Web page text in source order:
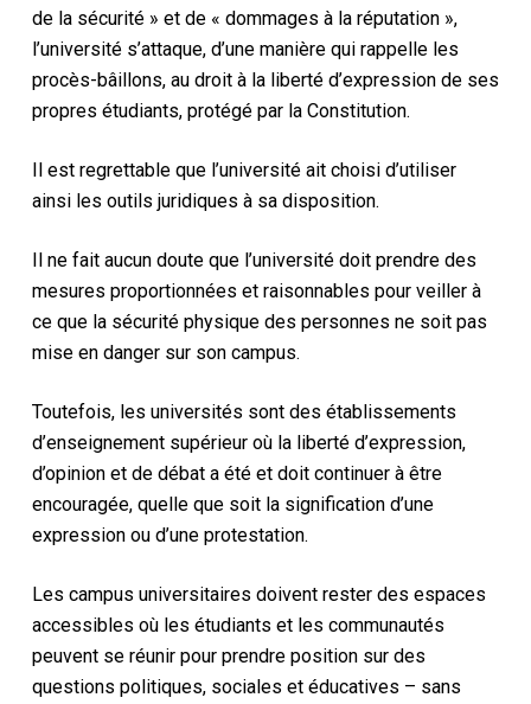
de la sécurité » et de « dommages à la réputation »,
l’université s’attaque, d’une manière qui rappelle les
procès-bâillons, au droit à la liberté d’expression de ses
propres étudiants, protégé par la Constitution.
Il est regrettable que l’université ait choisi d’utiliser
ainsi les outils juridiques à sa disposition.
Il ne fait aucun doute que l’université doit prendre des
mesures proportionnées et raisonnables pour veiller à
ce que la sécurité physique des personnes ne soit pas
mise en danger sur son campus.
Toutefois, les universités sont des établissements
d’enseignement supérieur où la liberté d’expression,
d’opinion et de débat a été et doit continuer à être
encouragée, quelle que soit la signification d’une
expression ou d’une protestation.
Les campus universitaires doivent rester des espaces
accessibles où les étudiants et les communautés
peuvent se réunir pour prendre position sur des
questions politiques, sociales et éducatives – sans